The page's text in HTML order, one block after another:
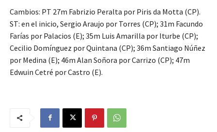
Cambios: PT 27m Fabrizio Peralta por Piris da Motta (CP).
ST: en el inicio, Sergio Araujo por Torres (CP); 31m Facundo
Farías por Palacios (E); 35m Luis Amarilla por Iturbe (CP);
Cecilio Domínguez por Quintana (CP); 36m Santiago Núñez
por Medina (E); 46m Alan Soñora por Carrizo (CP); 47m
Edwuin Cetré por Castro (E).